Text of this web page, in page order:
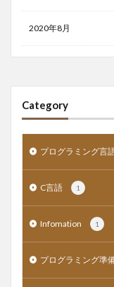
2020年8月
Category
プログラミング言
C言語 1
Infomation 1
プログラミング準